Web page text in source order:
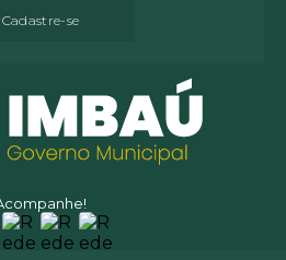
Cadastre-se